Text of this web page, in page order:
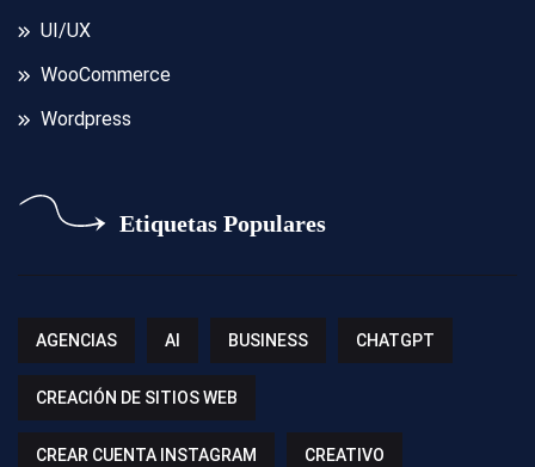
UI/UX
WooCommerce
Wordpress
Etiquetas Populares
AGENCIAS AI BUSINESS CHATGPT
CREACIÓN DE SITIOS WEB
CREAR CUENTA INSTAGRAM CREATIVO